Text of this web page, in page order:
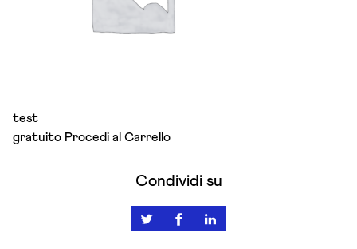
chosen
test
gratuito Procedi al Carrello
Condividi su